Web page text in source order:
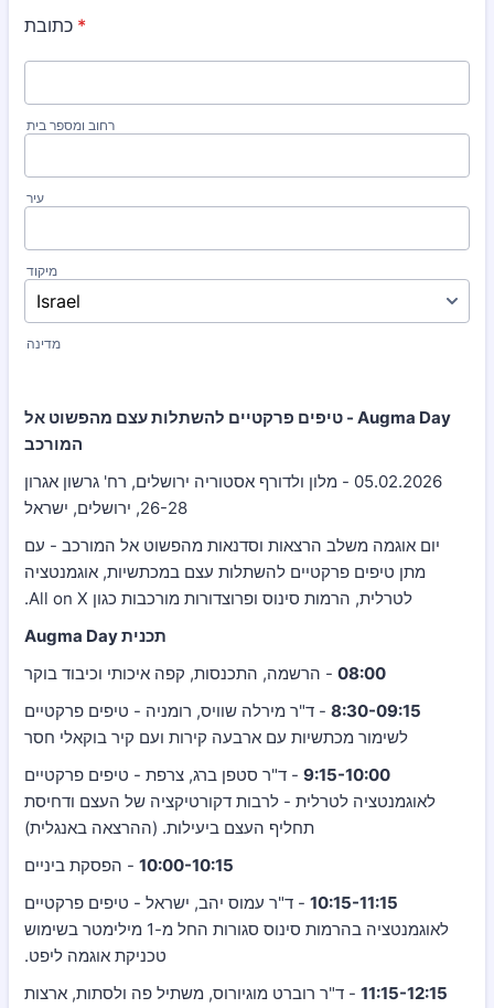
כתובת *
רחוב ומספר בית
עיר
מיקוד
מדינה
Augma Day - טיפים פרקטיים להשתלות עצם מהפשוט אל
המורכב
05.02.2026 - מלון ולדורף אסטוריה ירושלים, רח' גרשון אגרון
26-28, ירושלים, ישראל
יום אוגמה משלב הרצאות וסדנאות מהפשוט אל המורכב - עם
מתן טיפים פרקטיים להשתלות עצם במכתשיות, אוגמנטציה
לטרלית, הרמות סינוס ופרוצדורות מורכבות כגון All on X.
תכנית Augma Day
08:00 - הרשמה, התכנסות, קפה איכותי וכיבוד בוקר
8:30-09:15 - ד"ר מירלה שוויס, רומניה - טיפים פרקטיים
לשימור מכתשיות עם ארבעה קירות ועם קיר בוקאלי חסר
9:15-10:00 - ד"ר סטפן ברג, צרפת - טיפים פרקטיים
לאוגמנטציה לטרלית - לרבות דקורטיקציה של העצם ודחיסת
תחליף העצם ביעילות. (ההרצאה באנגלית)
10:00-10:15 - הפסקת ביניים
10:15-11:15 - ד"ר עמוס יהב, ישראל - טיפים פרקטיים
לאוגמנטציה בהרמות סינוס סגורות החל מ-1 מילימטר בשימוש
טכניקת אוגמה ליפט.
11:15-12:15 - ד"ר רוברט מוגיורוס, משתיל פה ולסתות, ארצות